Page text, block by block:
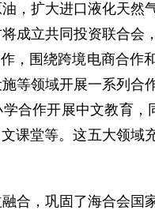
，扩大进口液化天然
成立共同投资联合会
，围绕跨境电商合作
等领域开展一系列合
合作开展中文教育，
课堂等。这五大领域
合，巩固了海合会国